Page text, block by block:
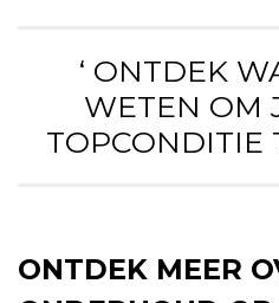
‘ ONTDEK
WETEN OM
TOPCONDITIE
ONTDEK MEER